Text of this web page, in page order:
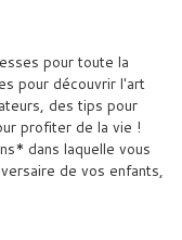
pour toute la
pour découvrir l'art
des tips pour
profiter de la vie !
dans laquelle vous
de vos enfants,